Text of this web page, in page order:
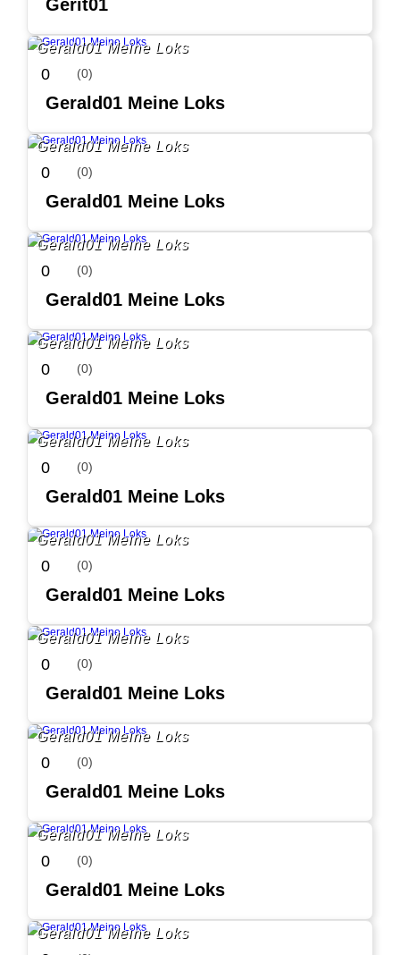
Gerit01
Gerald01 Meine Loks
0 (0)
Gerald01 Meine Loks
Gerald01 Meine Loks
0 (0)
Gerald01 Meine Loks
Gerald01 Meine Loks
0 (0)
Gerald01 Meine Loks
Gerald01 Meine Loks
0 (0)
Gerald01 Meine Loks
Gerald01 Meine Loks
0 (0)
Gerald01 Meine Loks
Gerald01 Meine Loks
0 (0)
Gerald01 Meine Loks
Gerald01 Meine Loks
0 (0)
Gerald01 Meine Loks
Gerald01 Meine Loks
0 (0)
Gerald01 Meine Loks
Gerald01 Meine Loks
0 (0)
Gerald01 Meine Loks
Gerald01 Meine Loks